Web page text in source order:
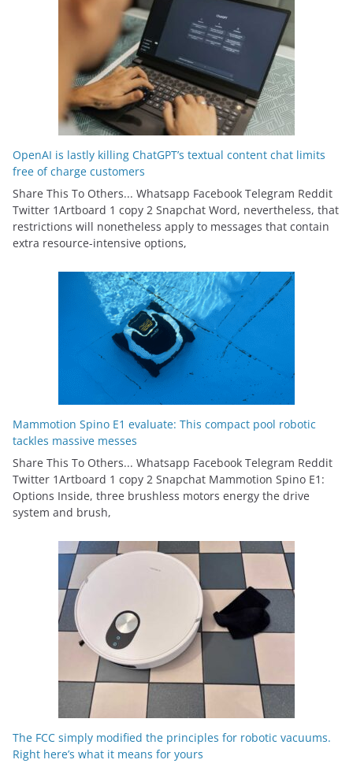
OpenAI is lastly killing ChatGPT’s textual content chat limits
free of charge customers
Share This To Others... Whatsapp Facebook Telegram Reddit
Twitter 1Artboard 1 copy 2 Snapchat Word, nevertheless, that
restrictions will nonetheless apply to messages that contain
extra resource-intensive options,
Mammotion Spino E1 evaluate: This compact pool robotic
tackles massive messes
Share This To Others... Whatsapp Facebook Telegram Reddit
Twitter 1Artboard 1 copy 2 Snapchat Mammotion Spino E1:
Options Inside, three brushless motors energy the drive
system and brush,
The FCC simply modified the principles for robotic vacuums.
Right here’s what it means for yours